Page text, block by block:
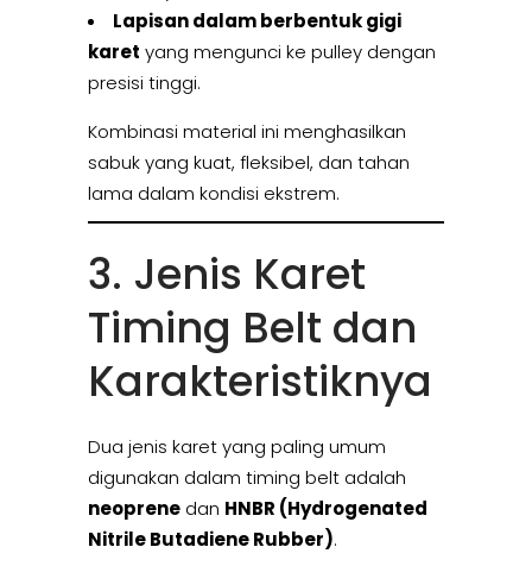
Lapisan dalam berbentuk gigi
karet yang mengunci ke pulley dengan
presisi tinggi.
Kombinasi material ini menghasilkan
sabuk yang kuat, fleksibel, dan tahan
lama dalam kondisi ekstrem.
3. Jenis Karet
Timing Belt dan
Karakteristiknya
Dua jenis karet yang paling umum
digunakan dalam timing belt adalah
neoprene dan HNBR (Hydrogenated
Nitrile Butadiene Rubber).